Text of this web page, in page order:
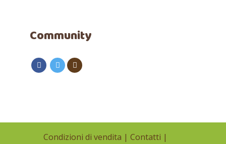
Community
Condizioni di vendita | Contatti |